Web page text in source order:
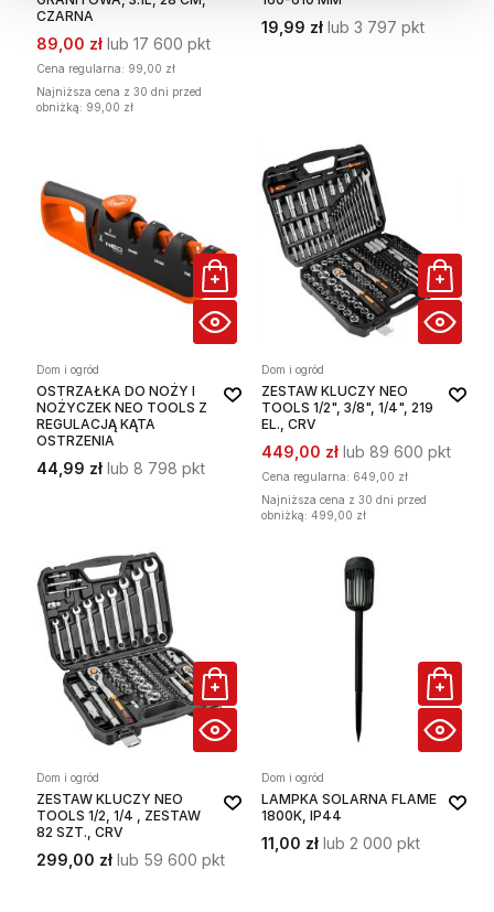
CZARNA
89,00 zł lub 17 600 pkt
Cena regularna: 99,00 zł
Najniższa cena z 30 dni przed
obniżką: 99,00 zł
19,99 zł lub 3 797 pkt
Dom i ogród
OSTRZAŁKA DO NOŻY I
NOŻYCZEK NEO TOOLS Z
REGULACJĄ KĄTA
OSTRZENIA
44,99 zł lub 8 798 pkt
Dom i ogród
ZESTAW KLUCZY NEO
TOOLS 1/2", 3/8", 1/4", 219
EL., CRV
449,00 zł lub 89 600 pkt
Cena regularna: 649,00 zł
Najniższa cena z 30 dni przed
obniżką: 499,00 zł
Dom i ogród
ZESTAW KLUCZY NEO
TOOLS 1/2, 1/4 , ZESTAW
82 SZT., CRV
299,00 zł lub 59 600 pkt
Dom i ogród
LAMPKA SOLARNA FLAME
1800K, IP44
11,00 zł lub 2 000 pkt